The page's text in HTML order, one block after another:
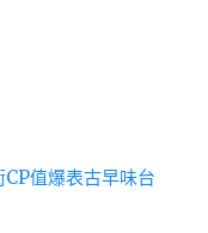
CP值爆表古早味台